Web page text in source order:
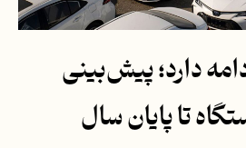
دارد؛ پیش‌بینی